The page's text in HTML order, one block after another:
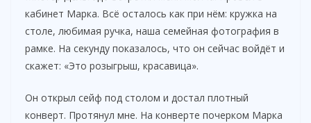
кабинет Марка. Всё осталось как при нём: кружка на
столе, любимая ручка, наша семейная фотография в
рамке. На секунду показалось, что он сейчас войдёт и
скажет: «Это розыгрыш, красавица».
Он открыл сейф под столом и достал плотный
конверт. Протянул мне. На конверте почерком Марка